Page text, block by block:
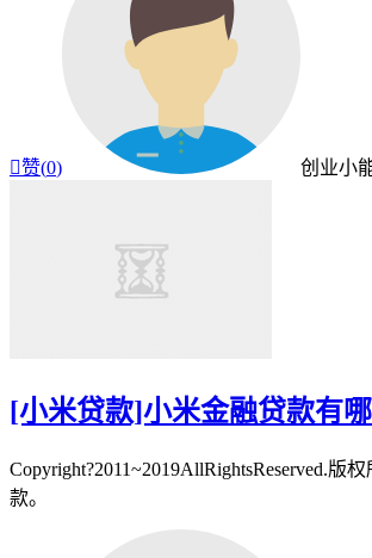
赞(0) 创业小
[小米贷款]小米金融贷款有
Copyright?2011~2019AllRightsReserved.
款。